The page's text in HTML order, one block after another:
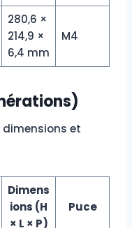
280,6 ×
214,9 ×
6,4 mm
M4
dimensions et
Dimens
ions (H
× L × P)
Puce